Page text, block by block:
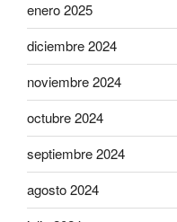
enero 2025
diciembre 2024
noviembre 2024
octubre 2024
septiembre 2024
agosto 2024